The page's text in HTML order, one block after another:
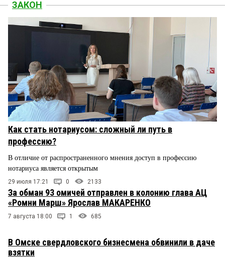
ЗАКОН
Как стать нотариусом: сложный ли путь в
профессию?
В отличие от распространенного мнения доступ в профессию
нотариуса является открытым
29 июля 17:21 0 2133
За обман 93 омичей отправлен в колонию глава АЦ
«Ромни Марш» Ярослав МАКАРЕНКО
7 августа 18:00 1 685
В Омске свердловского бизнесмена обвинили в даче
взятки